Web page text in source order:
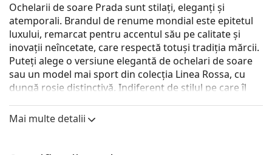
Ochelarii de soare Prada sunt stilați, eleganți și
atemporali. Brandul de renume mondial este epitetul
luxului, remarcat pentru accentul său pe calitate și
inovații neîncetate, care respectă totuși tradiția mărcii.
Puteți alege o versiune elegantă de ochelari de soare
sau un model mai sport din colecția Linea Rossa, cu
dungă roșie distinctivă. Indiferent de stilul pe care îl
unici și excepționali.
Mai multe detalii